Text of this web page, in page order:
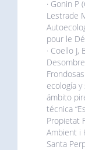
· Gonin P
Lestrade
pour le
· Coello J,
ecología
ámbito
técnica
Propietat
Ambient i
Santa